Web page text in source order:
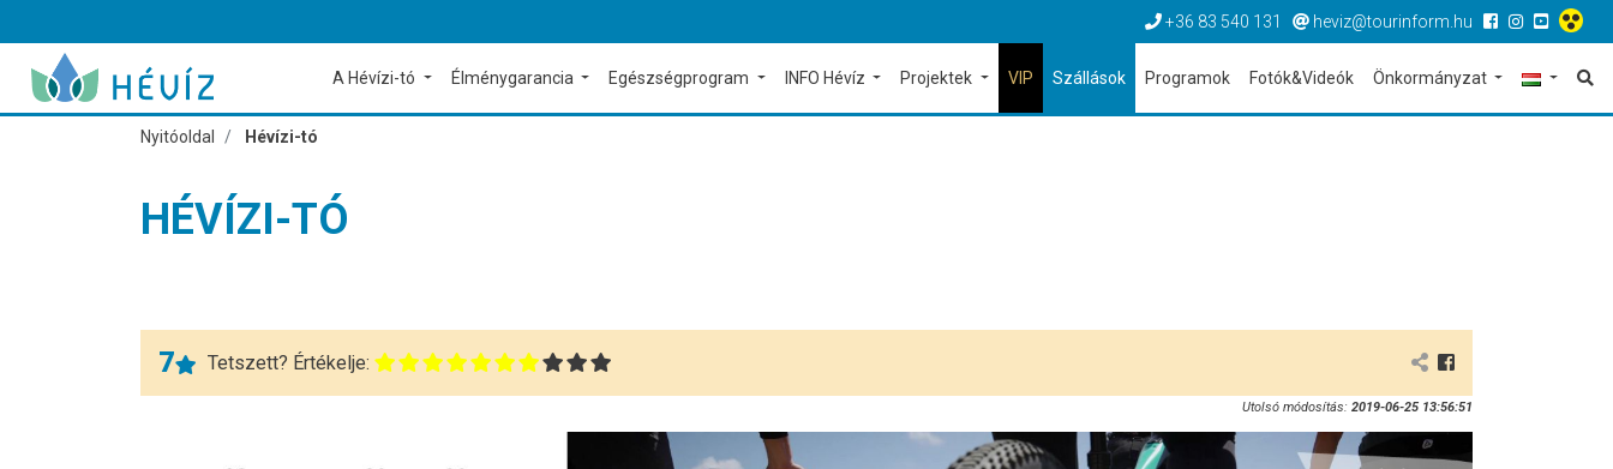
+36 83 540 131 heviz@tourinform.hu
A Hévízi-tó Élménygarancia Egészségprogram INFO Hévíz Projektek VIP Szállások Programok Fotók&Videók Önkormányzat
Nyitóoldal Hévízi-tó
HÉVÍZI-TÓ
7 Tetszett? Értékelje:
Utolsó módosítás: 2019-06-25 13:56:51